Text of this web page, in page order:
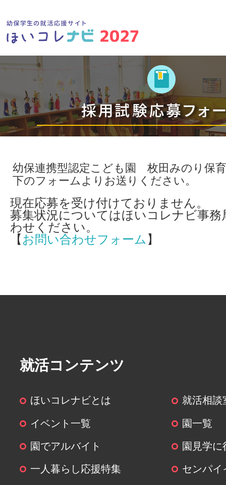
幼保連携型認定こども園 枚田みのり保
下のフォームよりお送りください。
現在応募を受け付けておりません。
募集状況についてはほいコレナビ事務
わせください。
【お問い合わせフォーム 】
就活コンテンツ
ほいコレナビとは 就活相談
イベント一覧 園一覧
園でアルバイト 園見学に
一人暮らし応援特集 センパイ